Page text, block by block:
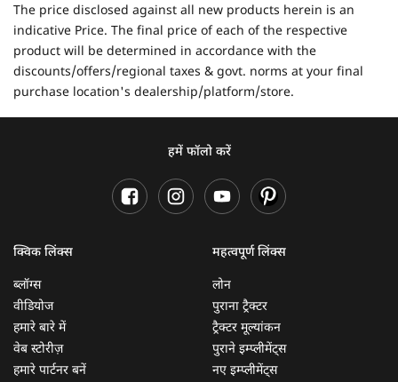
The price disclosed against all new products herein is an
indicative Price. The final price of each of the respective
product will be determined in accordance with the
discounts/offers/regional taxes & govt. norms at your final
purchase location's dealership/platform/store.
हमें फॉलो करें
क्विक लिंक्स
ब्लॉग्स
वीडियोज
हमारे बारे में
वेब स्टोरीज़
हमारे पार्टनर बनें
महत्वपूर्ण लिंक्स
लोन
पुराना ट्रैक्टर
ट्रैक्टर मूल्यांकन
पुराने इम्प्लीमेंट्स
नए इम्प्लीमेंट्स